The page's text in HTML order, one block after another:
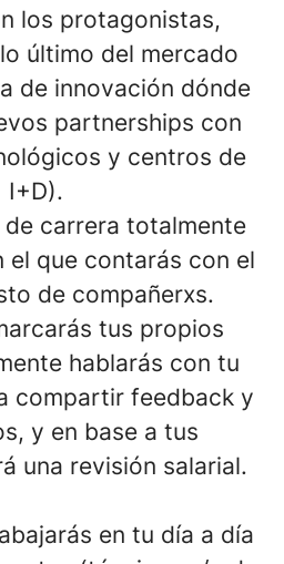
los protagonistas,
último del mercado
de innovación dónde
partnerships con
y centros de
I+D).
de carrera totalmente
el que contarás con el
de compañerxs.
tus propios
hablarás con tu
compartir feedback y
, y en base a tus
una revisión salarial.
en tu día a día